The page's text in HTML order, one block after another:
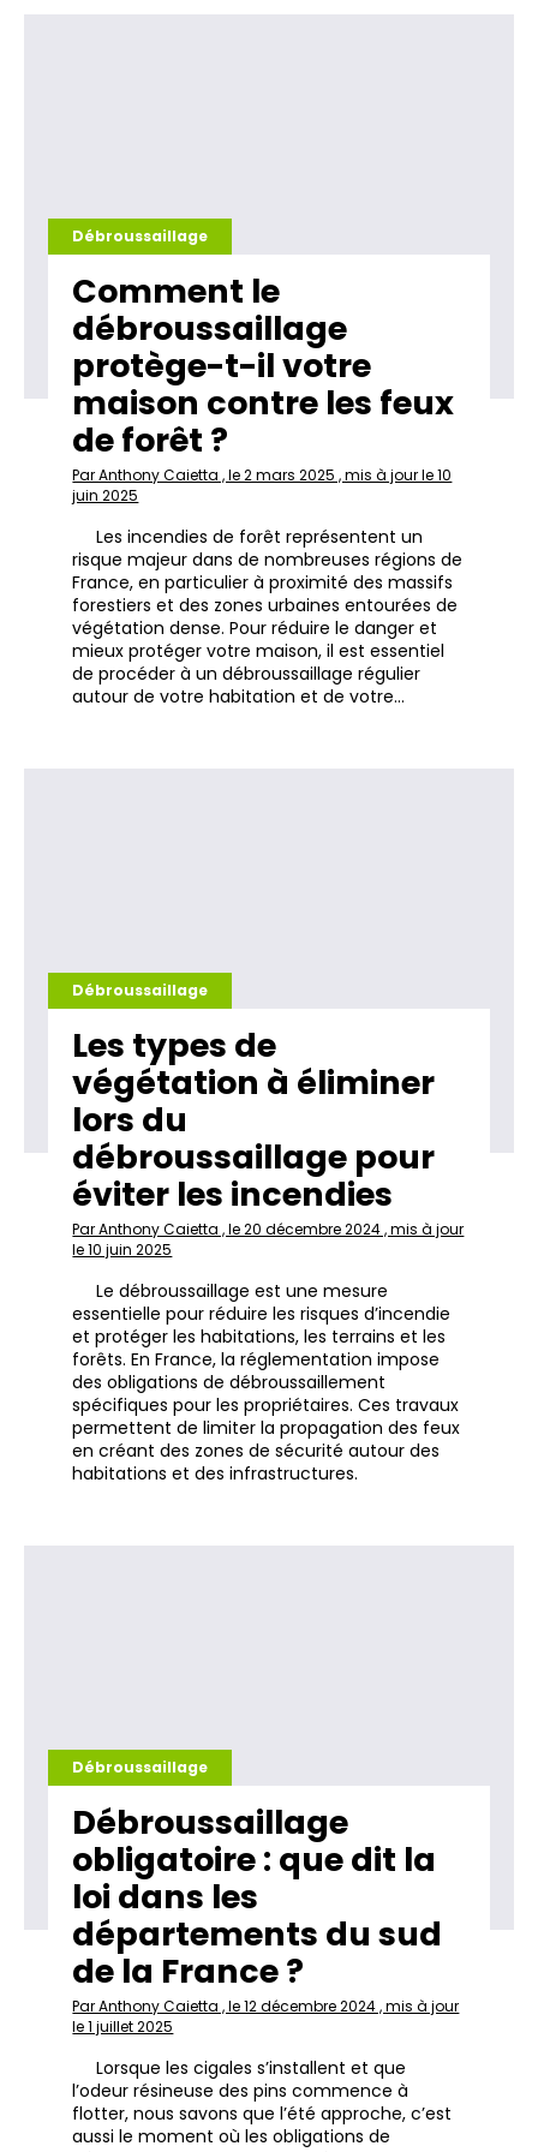
Débroussaillage
Comment le
débroussaillage
protège-t-il votre
maison contre les feux
de forêt ?
Par Anthony Caietta , le 2 mars 2025 , mis à jour le 10
juin 2025
Les incendies de forêt représentent un
risque majeur dans de nombreuses régions de
France, en particulier à proximité des massifs
forestiers et des zones urbaines entourées de
végétation dense. Pour réduire le danger et
mieux protéger votre maison, il est essentiel
de procéder à un débroussaillage régulier
autour de votre habitation et de votre…
Débroussaillage
Les types de
végétation à éliminer
lors du
débroussaillage pour
éviter les incendies
Par Anthony Caietta , le 20 décembre 2024 , mis à jour
le 10 juin 2025
Le débroussaillage est une mesure
essentielle pour réduire les risques d’incendie
et protéger les habitations, les terrains et les
forêts. En France, la réglementation impose
des obligations de débroussaillement
spécifiques pour les propriétaires. Ces travaux
permettent de limiter la propagation des feux
en créant des zones de sécurité autour des
habitations et des infrastructures.
Débroussaillage
Débroussaillage
obligatoire : que dit la
loi dans les
départements du sud
de la France ?
Par Anthony Caietta , le 12 décembre 2024 , mis à jour
le 1 juillet 2025
Lorsque les cigales s’installent et que
l’odeur résineuse des pins commence à
flotter, nous savons que l’été approche, c’est
aussi le moment où les obligations de